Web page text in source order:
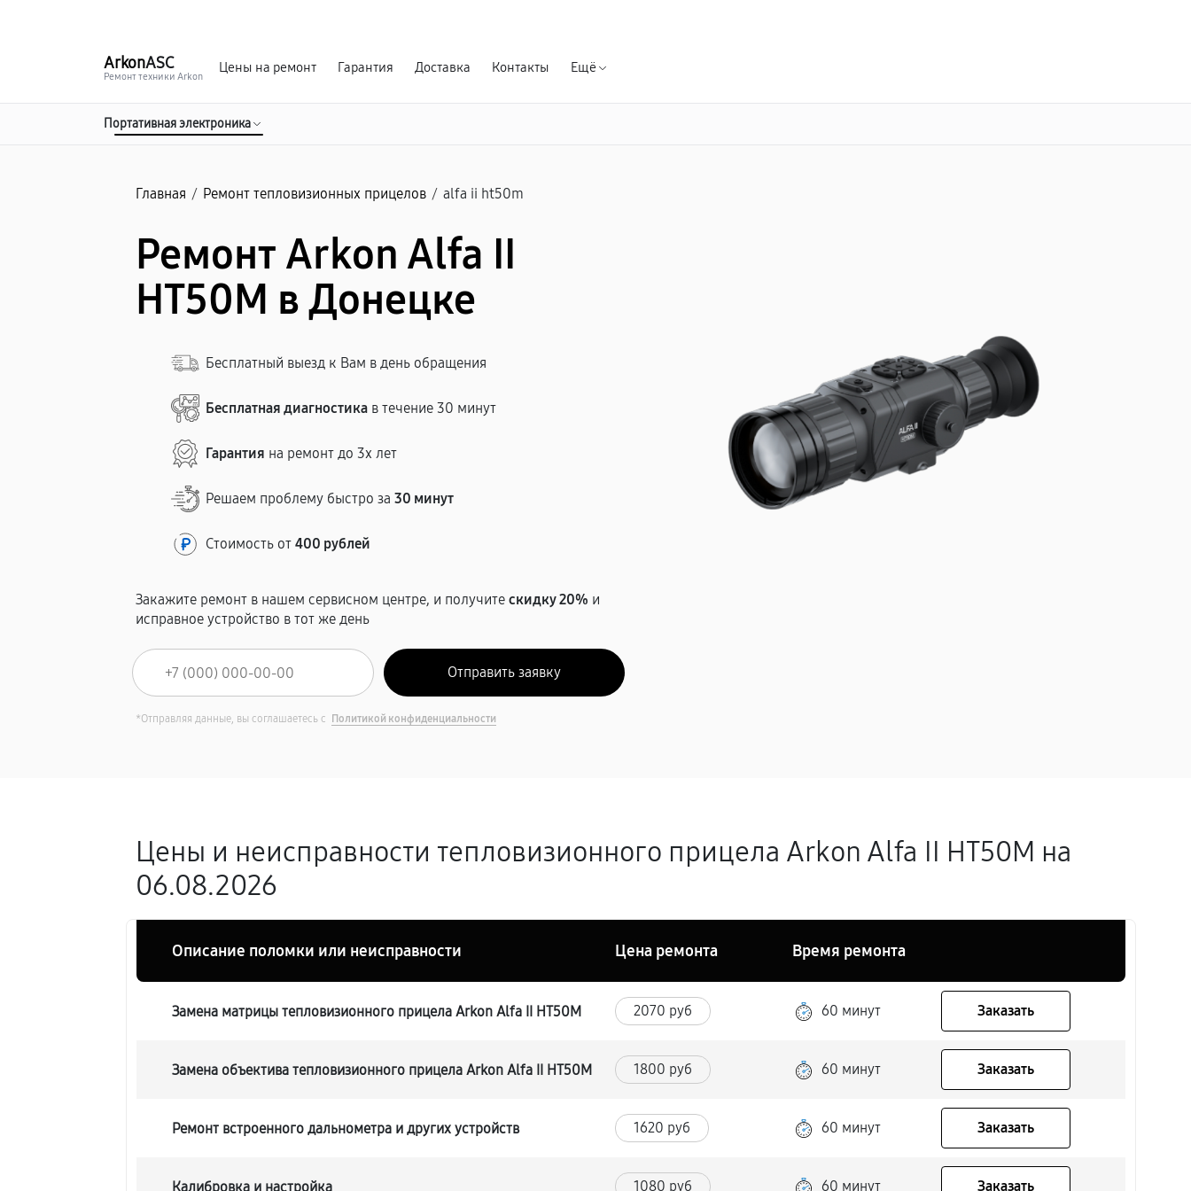
ArkonASC
Ремонт техники Arkon
Цены на ремонт Гарантия Доставка Контакты Ещё
Портативная электроника
Главная / Ремонт тепловизионных прицелов / alfa ii ht50m
Ремонт Arkon Alfa II
HT50M в Донецке
Бесплатный выезд к Вам в день обращения
Бесплатная диагностика в течение 30 минут
Гарантия на ремонт до 3х лет
Решаем проблему быстро за30 минут
Стоимость от400 рублей
Закажите ремонт в нашем сервисном центре, и получитескидку 20% и
исправное устройство в тот же день
*Отправляя данные, вы соглашаетесь с Политикой конфиденциальности
Цены и неисправности тепловизионного прицела Arkon Alfa II HT50M на
06.08.2026
Описание поломки или неисправности Цена ремонта Время ремонта
Замена матрицы тепловизионного прицела Arkon Alfa II HT50M 2070 руб 60 минут Заказать
Замена объектива тепловизионного прицела Arkon Alfa II HT50M 1800 руб 60 минут Заказать
Ремонт встроенного дальнометра и других устройств 1620 руб 60 минут Заказать
Калибровка и настройка 1080 руб 60 минут Заказать